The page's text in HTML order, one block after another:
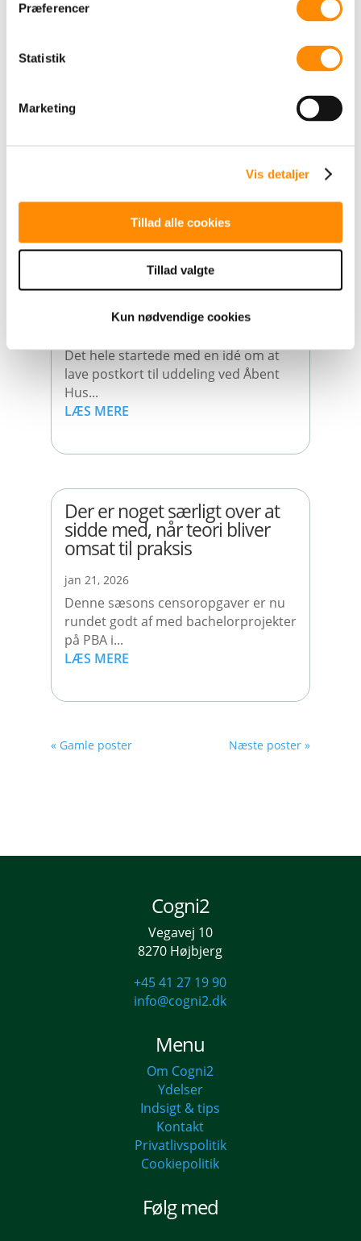
Præferencer
Statistik
Marketing
Vis detaljer
Tillad alle cookies
Tillad valgte
Kun nødvendige cookies
frem, kan det mærkes
Når en virksomhedsledelse – og
mavefornemmelse, når en
Det hele startede med en idé om at
lave postkort til uddeling ved Åbent
Hus...
LÆS MERE
Der er noget særligt over at
sidde med, når teori bliver
omsat til praksis
jan 21, 2026
Denne sæsons censoropgaver er nu
rundet godt af med bachelorprojekter
på PBA i...
LÆS MERE
« Gamle poster Næste poster »
Cogni2
Vegavej 10
8270 Højbjerg
+45 41 27 19 90
info@cogni2.dk
Menu
Om Cogni2
Ydelser
Indsigt & tips
Kontakt
Privatlivspolitik
Cookiepolitik
Følg med